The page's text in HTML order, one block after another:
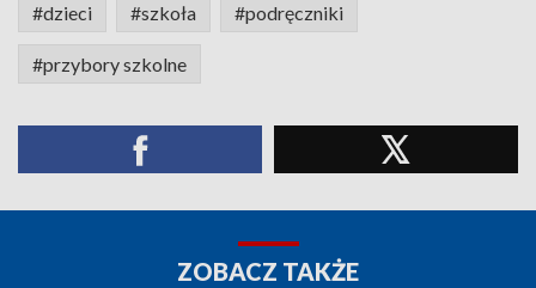
#dzieci #szkoła #podręczniki
#przybory szkolne
ZOBACZ TAKŻE